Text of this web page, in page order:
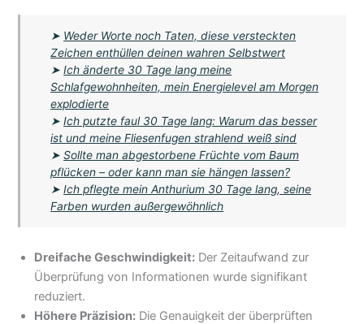
➤ Weder Worte noch Taten, diese versteckten
Zeichen enthüllen deinen wahren Selbstwert
➤Ich änderte 30 Tage lang meine
Schlafgewohnheiten, mein Energielevel am Morgen
explodierte
➤Ich putzte faul 30 Tage lang: Warum das besser
ist und meine Fliesenfugen strahlend weiß sind
➤Sollte man abgestorbene Früchte vom Baum
pflücken – oder kann man sie hängen lassen?
➤Ich pflegte mein Anthurium 30 Tage lang, seine
Farben wurden außergewöhnlich
Dreifache Geschwindigkeit: Der Zeitaufwand zur
Überprüfung von Informationen wurde signifikant
reduziert.
Höhere Präzision: Die Genauigkeit der überprüften